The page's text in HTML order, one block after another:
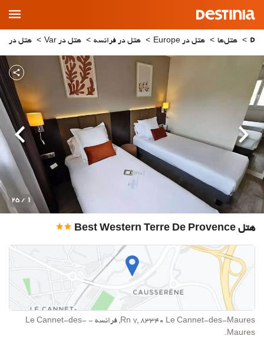
Main
Menu
هتل‌ها هتل در Europe هتل در فرانسه هتل در Var هتل در Le Cannet-des-Maures
هتل Best Western Terre De Provence
1
/ 25
قبلی بعدی
Rn 7, 83340 Le Cannet-des-Maures, فرانسه - Le Cannet-des-
Maures.